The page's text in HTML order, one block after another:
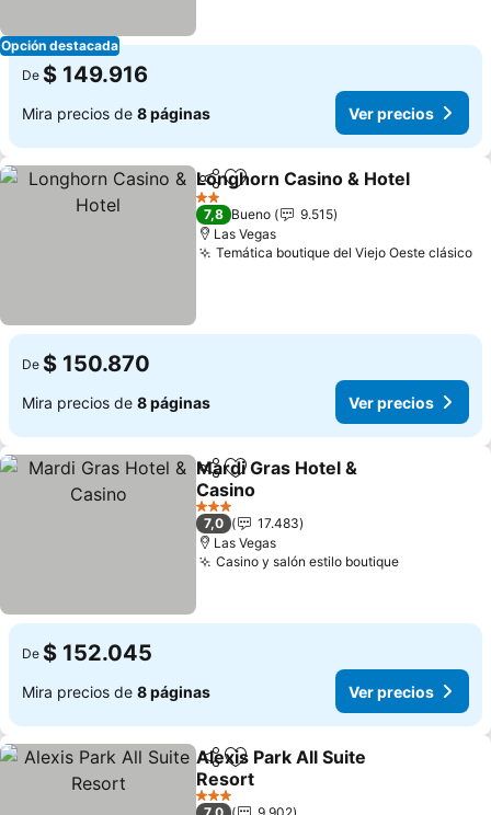
Opción destacada
De $ 149.916
Mira precios de 8 páginas Ver precios
CompartirAgregar a favoritos
Longhorn Casino & Hotel
2 Estrellas
7,8 Bueno
9.515
Las Vegas
Temática boutique del Viejo Oeste clásico
De $ 150.870
Mira precios de 8 páginas Ver precios
CompartirAgregar a favoritos
Mardi Gras Hotel &
Casino
Ver precios
3 Estrellas
7,0
17.483
Las Vegas
Casino y salón estilo boutiqueVer
De $ 152.045
Mira precios de 8 páginas Ver precios
CompartirAgregar a favoritos
Alexis Park All Suite
Resort
Ver precios
3 Estrellas